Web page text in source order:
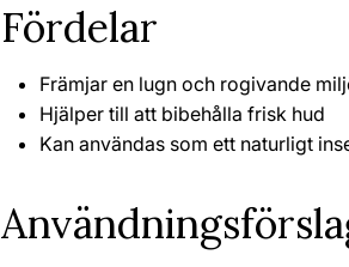
Fördelar
Främjar en lugn och rogivande
Hjälper till att bibehålla frisk hud
Kan användas som ett naturligt